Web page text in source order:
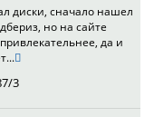
диски, сначало нашел
но на сайте
да и
3